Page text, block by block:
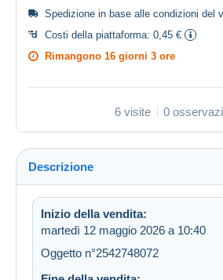
Spedizione in base alle condizioni del
Costi della piattaforma: 0,45 €
Rimangono 16 giorni 3 ore
6 visite 0
Descrizione
Inizio della vendita:
martedì 12 maggio 2026 a 10:40
Oggetto n°2542748072